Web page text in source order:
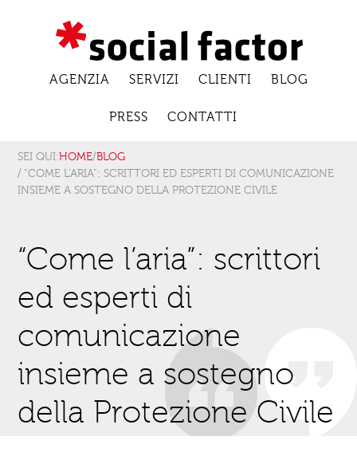
AGENZIA SERVIZI CLIENTI BLOG
PRESS CONTATTI
SEI QUI:HOME/BLOG
/ “COME L’ARIA”: SCRITTORI ED ESPERTI DI COMUNICAZIONE
INSIEME A SOSTEGNO DELLA PROTEZIONE CIVILE
“Come l’aria”: scrittori
ed esperti di
comunicazione
insieme a sostegno
della Protezione Civile